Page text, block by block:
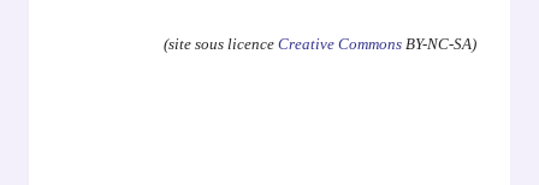
(site sous licence Creative CommonsBY-NC-SA)